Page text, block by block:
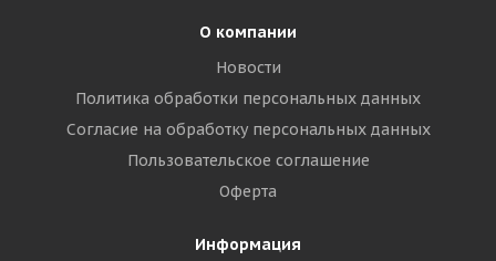
О компании
Новости
Политика обработки персональных данных
Согласие на обработку персональных данных
Пользовательское соглашение
Оферта
Информация